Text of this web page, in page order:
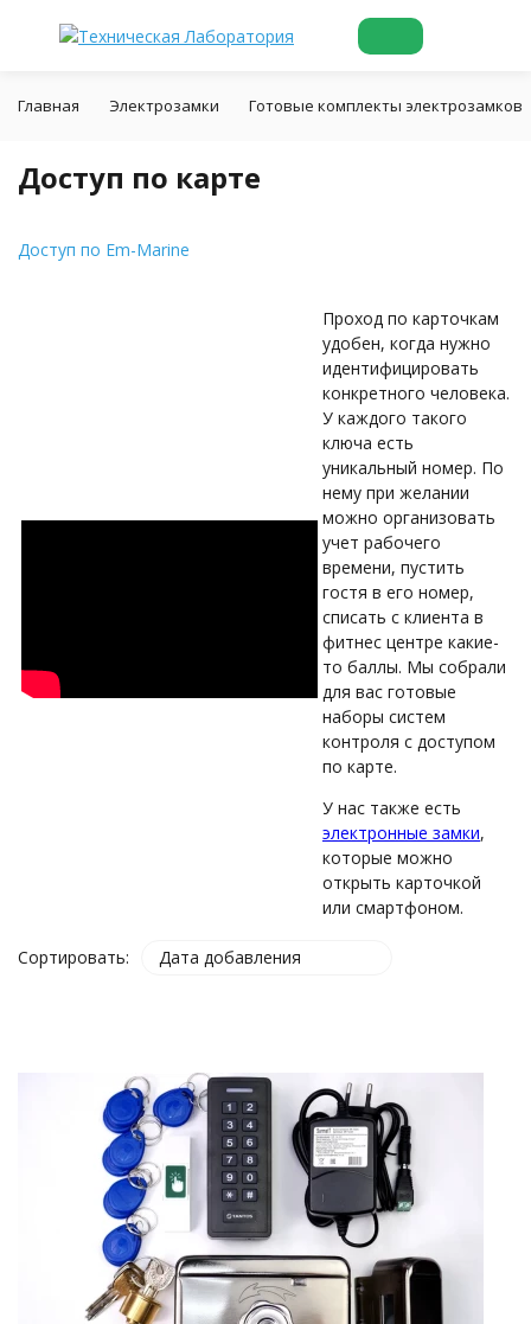
Главная Электрозамки Готовые комплекты электрозамков
Доступ по карте
Доступ по Em-Marine
​Проход по карточкам
удобен, когда нужно
идентифицировать
конкретного человека.
У каждого такого
ключа есть
уникальный номер. По
нему при желании
можно организовать
учет рабочего
времени, пустить
гостя в его номер,
списать с клиента в
фитнес центре какие-
то баллы. Мы собрали
для вас готовые
наборы систем
контроля с доступом
по карте.
У нас также есть
электронные замки,
которые можно
открыть карточкой
или смартфоном.
Сортировать: Дата добавления
покупателей